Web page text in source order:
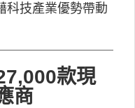
科技產業優勢帶動
款現
商